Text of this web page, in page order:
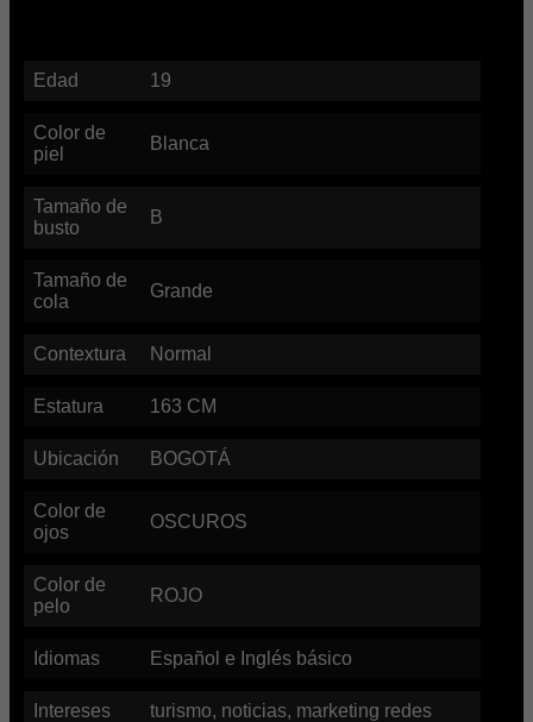
Edad 19
Color de
piel
Blanca
Tamaño de
busto
B
Tamaño de
cola
Grande
Contextura Normal
Estatura 163 CM
Ubicación BOGOTÁ
Color de
ojos
OSCUROS
Color de
pelo
ROJO
Idiomas Español e Inglés básico
Intereses turismo, noticias, marketing redes